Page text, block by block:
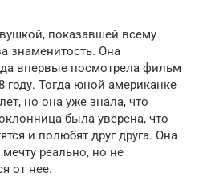
показавшей всему
знаменитость. Она
впервые посмотрела фильм
году. Тогда юной американке
но она уже знала, что
была уверена, что
и полюбят друг друга. Она
реально, но не
от нее.